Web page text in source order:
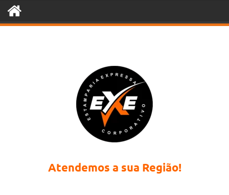
Atendemos a sua Região!